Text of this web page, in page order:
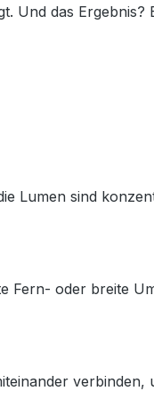
Und das
Lumen sind
Fern- oder breite
verbinden,